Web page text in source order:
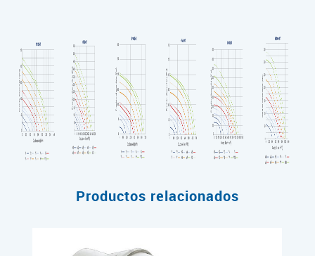
Productos relacionados